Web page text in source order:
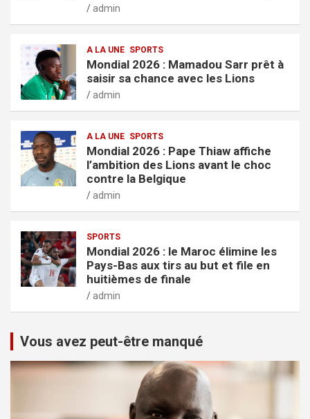
admin
A LA UNE SPORTS
Mondial 2026 : Mamadou Sarr prêt à
saisir sa chance avec les Lions
admin
A LA UNE SPORTS
Mondial 2026 : Pape Thiaw affiche
l’ambition des Lions avant le choc
contre la Belgique
admin
SPORTS
Mondial 2026 : le Maroc élimine les
Pays-Bas aux tirs au but et file en
huitièmes de finale
admin
Vous avez peut-être manqué